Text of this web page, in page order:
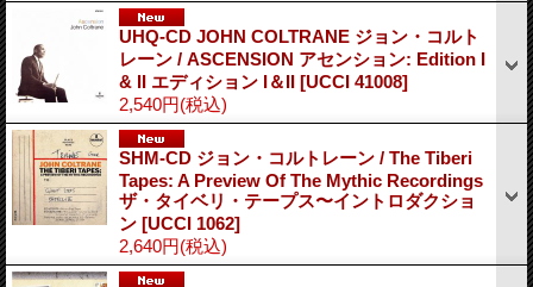
UHQ-CD JOHN COLTRANE ジョン・コルト
レーン / ASCENSION アセンション: Edition I
& II エディション I＆II [UCCI 41008]
2,540円(税込)
SHM-CD ジョン・コルトレーン / The Tiberi
Tapes: A Preview Of The Mythic Recordings
ザ・タイベリ・テープス〜イントロダクショ
ン [UCCI 1062]
2,640円(税込)